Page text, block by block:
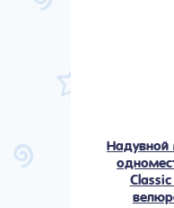
Надувной